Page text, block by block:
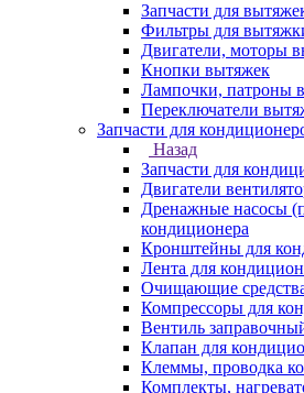
Запчасти для
Фильтры для
Двигатели, моторы
Кнопки вытяжек
Лампочки, патроны
Переключатели
Запчасти для
Назад
Запчасти для
Двигатели
Дренажные насосы
кондиционера
Кронштейны для
Лента для
Очищающие
Компрессоры для
Вентиль
Клапан для
Клеммы, проводка
Комплекты,